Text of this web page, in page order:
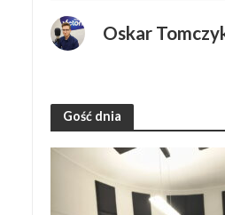
Oskar
Gość dnia